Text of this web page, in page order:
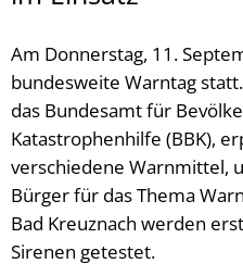
Am Donnerstag, 11.
bundesweite Warntag
das Bundesamt für
Katastrophenhilfe (BBK),
verschiedene Warnmittel,
Bürger für das Thema
Bad Kreuznach werden
Sirenen getestet.